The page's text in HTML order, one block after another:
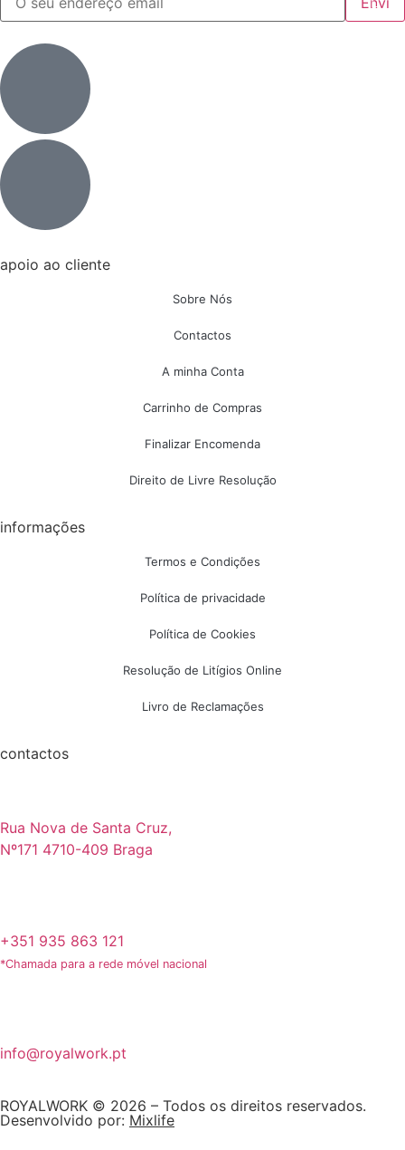
apoio ao cliente
Sobre Nós
Contactos
A minha Conta
Carrinho de Compras
Finalizar Encomenda
Direito de Livre Resolução
informações
Termos e Condições
Política de privacidade
Política de Cookies
Resolução de Litígios Online
Livro de Reclamações
contactos
Rua Nova de Santa Cruz,
Nº171 4710-409 Braga
+351 935 863 121
*Chamada para a rede móvel nacional
info@royalwork.pt
ROYALWORK © 2026 – Todos os direitos reservados.
Desenvolvido por: Mixlife